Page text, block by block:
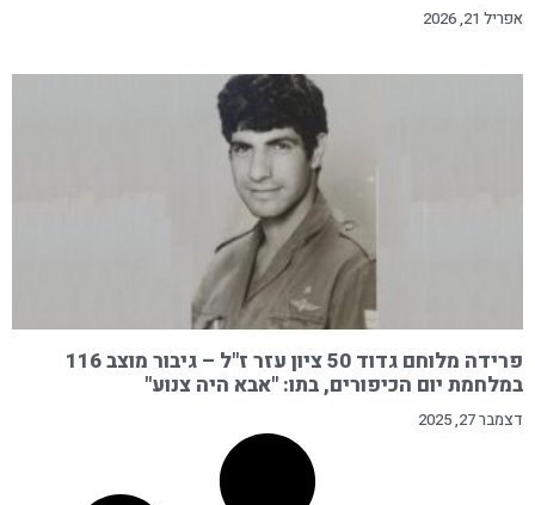
אפריל 21, 2026
פרידה מלוחם גדוד 50 ציון עזר ז"ל – גיבור מוצב 116
במלחמת יום הכיפורים, בתו: "אבא היה צנוע"
דצמבר 27, 2025